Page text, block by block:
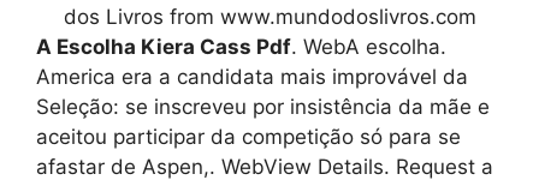
dos Livros from www.mundodoslivros.com
A Escolha Kiera Cass Pdf. WebA escolha.
America era a candidata mais improvável da
Seleção: se inscreveu por insistência da mãe e
aceitou participar da competição só para se
afastar de Aspen,. WebView Details. Request a